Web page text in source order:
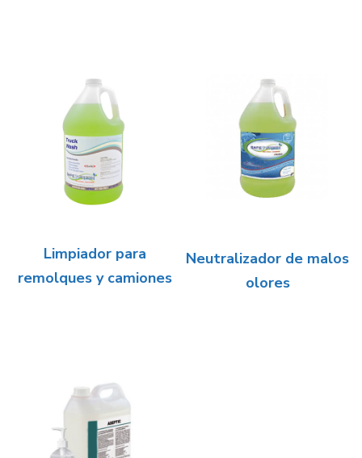
Limpiador para
remolques y camiones
Neutralizador de malos
olores